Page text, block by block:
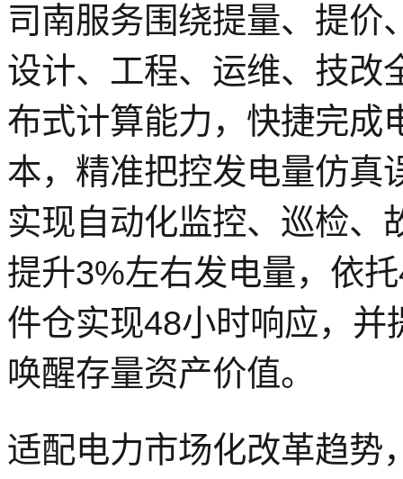
司南服务围绕提量、提价
设计、工程、运维、技改
布式计算能力，快捷完成
本，精准把控发电量仿真
实现自动化监控、巡检、
提升3%左右发电量，依
件仓实现48小时响应，
唤醒存量资产价值。
适配电力市场化改革趋势